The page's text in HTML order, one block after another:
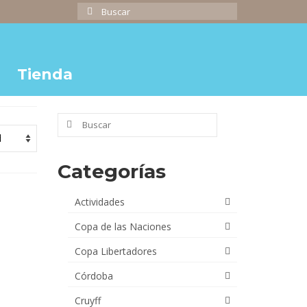
Buscar
por:
Tienda
Buscar
Categorías
Actividades
Copa de las Naciones
Copa Libertadores
Córdoba
Cruyff